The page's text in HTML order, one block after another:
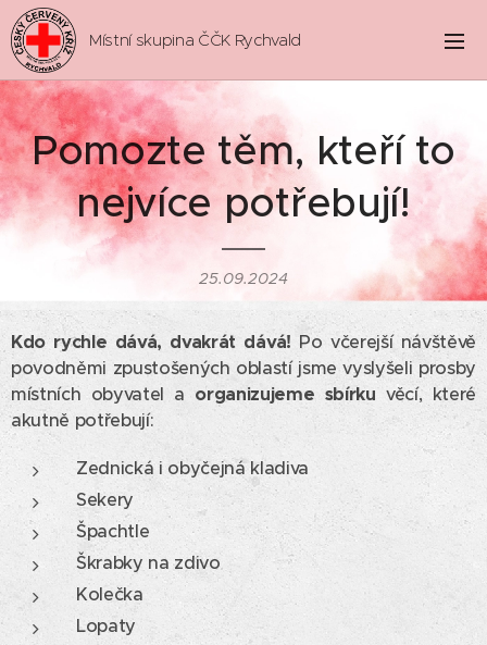
Místní skupina ČČK Rychvald
Pomozte těm, kteří to
nejvíce potřebují!
25.09.2024
Kdo rychle dává, dvakrát dává! Po včerejší návštěvě
povodněmi zpustošených oblastí jsme vyslyšeli prosby
místních obyvatel a organizujeme sbírku věcí, které
akutně potřebují:
Zednická i obyčejná kladiva
Sekery
Špachtle
Škrabky na zdivo
Kolečka
Lopaty